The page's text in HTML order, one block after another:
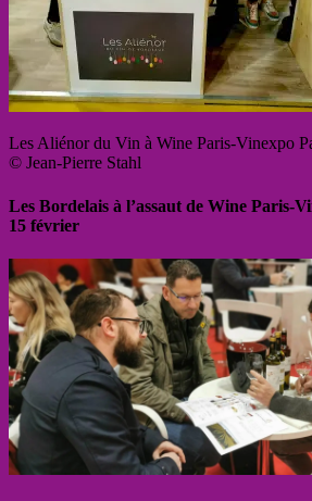
Les Aliénor du Vin à Wine Paris-Vinexpo
© Jean-Pierre Stahl
Les Bordelais à l’assaut de Wine Paris-
15 février